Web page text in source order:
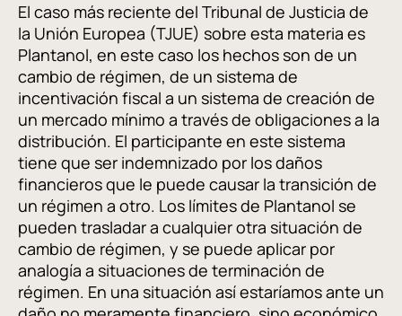
El caso más reciente del Tribunal de Justicia de
la Unión Europea (TJUE) sobre esta materia es
Plantanol, en este caso los hechos son de un
cambio de régimen, de un sistema de
incentivación fiscal a un sistema de creación de
un mercado mínimo a través de obligaciones a la
distribución. El participante en este sistema
tiene que ser indemnizado por los daños
financieros que le puede causar la transición de
un régimen a otro. Los límites de Plantanol se
pueden trasladar a cualquier otra situación de
cambio de régimen, y se puede aplicar por
analogía a situaciones de terminación de
régimen. En una situación así estaríamos ante un